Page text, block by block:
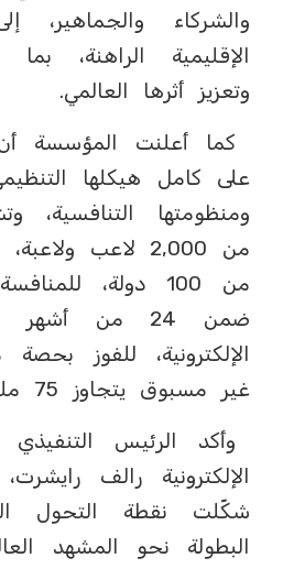
والشركاء والجماهير،
الإقليمية الراهنة،
وتعزيز أثرها العالمي.
كما أعلنت المؤسسة
على كامل هيكلها
ومنظومتها التنافسية،
ضمن 24 من
الإلكترونية، للفوز
غير مسبوق يتجاوز 75 مليون دولار.
وأكد الرئيس
الإلكترونية رالف
شكّلت نقطة التحول
البطولة نحو المشهد